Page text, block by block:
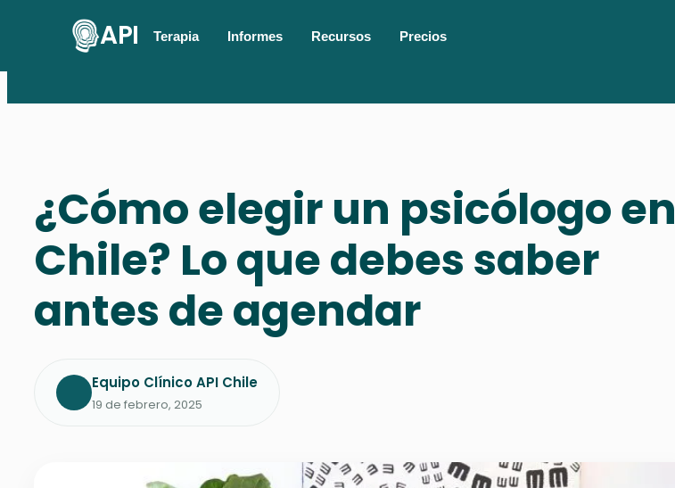
API Terapia Informes Recursos Precios
¿Cómo elegir un psicólogo en
Chile? Lo que debes saber
antes de agendar
Equipo Clínico API Chile
19 de febrero, 2025